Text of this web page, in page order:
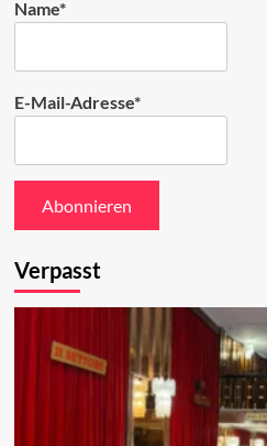
Name*
E-Mail-Adresse*
Verpasst